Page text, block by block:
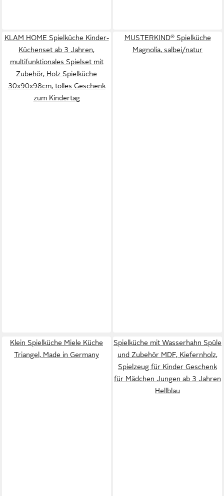
KLAM HOME Spielküche Kinder-
Küchenset ab 3 Jahren,
multifunktionales Spielset mit
Zubehör, Holz Spielküche
30x90x98cm, tolles Geschenk
zum Kindertag
MUSTERKIND® Spielküche
Magnolia, salbei/natur
Klein Spielküche Miele Küche
Triangel, Made in Germany
Spielküche mit Wasserhahn Spüle
und Zubehör MDF, Kiefernholz,
Spielzeug für Kinder Geschenk
für Mädchen Jungen ab 3 Jahren
Hellblau